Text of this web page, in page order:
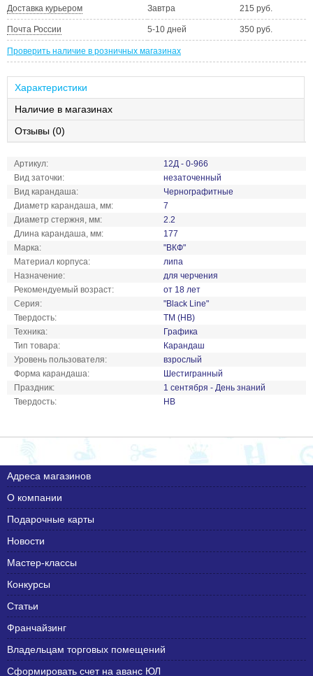
Доставка курьером Завтра 215 руб.
Почта России 5-10 дней 350 руб.
Проверить наличие в розничных магазинах
Характеристики
Наличие в магазинах
Отзывы (0)
Артикул:
12Д - 0-966
Вид заточки:
незаточенный
Вид карандаша:
Чернографитные
Диаметр карандаша, мм:
7
Диаметр стержня, мм:
2.2
Длина карандаша, мм:
177
Марка:
"ВКФ"
Материал корпуса:
липа
Назначение:
для черчения
Рекомендуемый возраст:
от 18 лет
Серия:
"Black Line"
Твердость:
ТМ (HB)
Техника:
Графика
Тип товара:
Карандаш
Уровень пользователя:
взрослый
Форма карандаша:
Шестигранный
Праздник:
1 сентября - День знаний
Твердость:
HB
Адреса магазинов
О компании
Подарочные карты
Новости
Мастер-классы
Конкурсы
Статьи
Франчайзинг
Владельцам торговых помещений
Сформировать счет на аванс ЮЛ